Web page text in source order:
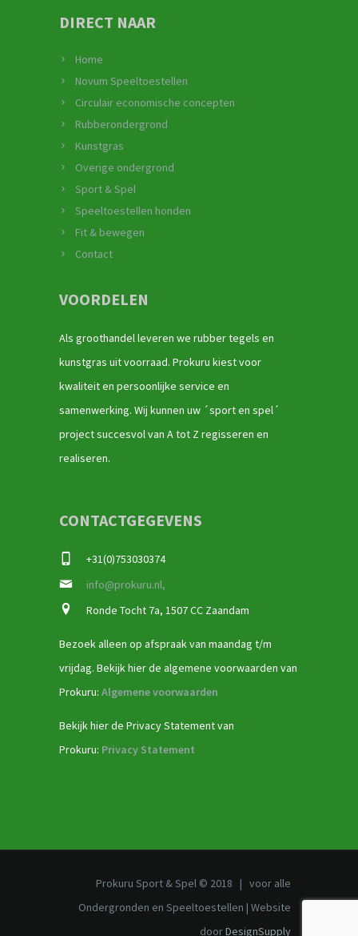
DIRECT NAAR
Home
Novum Speeltoestellen
Circulair economische concepten
Rubberondergrond
Kunstgras
Overige ondergrond
Sport & Spel
Speeltoestellen honden
Fit & bewegen
Contact
VOORDELEN
Als groothandel leveren we rubber tegels en
kunstgras uit voorraad. Prokuru kiest voor
kwaliteit en persoonlijke service en
samenwerking. Wij kunnen uw ´sport en spel´
project succesvol van A tot Z regisseren en
realiseren.
CONTACTGEGEVENS
+31(0)753030374
info@prokuru.nl,
Ronde Tocht 7a, 1507 CC Zaandam
Bezoek alleen op afspraak van maandag t/m
vrijdag. Bekijk hier de algemene voorwaarden van
Prokuru: Algemene voorwaarden
Bekijk hier de Privacy Statement van
Prokuru: Privacy Statement
Prokuru Sport & Spel © 2018 | voor alle
Ondergronden en Speeltoestellen | Website
doorDesignSupply